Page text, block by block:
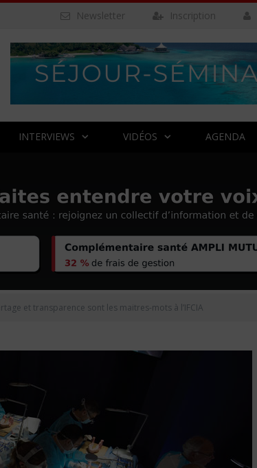
Inscription
Newsletter
INTERVIEWS VIDÉOS AGENDA
et transparence sont les maitres-mots à l’IFCIA